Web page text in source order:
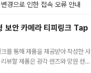
경으로 인한 접속 오류 안내
보안 카메라 티피링크 Tap
를 통해 제품을 제공받아 작성한 사
뷰할 제품은 광각 렌즈와 망원 렌즈